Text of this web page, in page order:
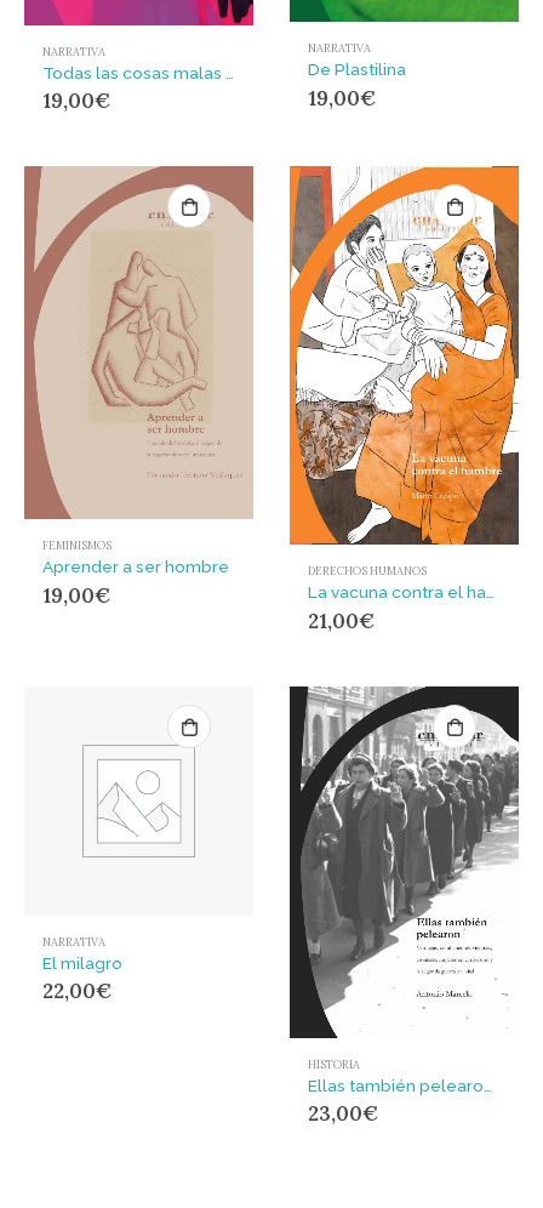
NARRATIVA
19,00€
NARRATIVA
De Plastilina
19,00€
FEMINISMOS
Aprender a ser hombre
19,00€
DERECHOS HUMANOS
La vacuna contra el hambre
21,00€
NARRATIVA
El milagro
22,00€
HISTORIA
23,00€